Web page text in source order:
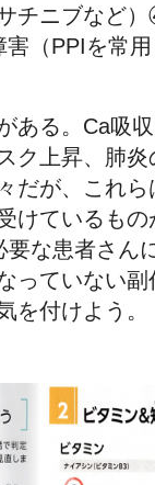
チニブなど
害（PPIを常
ある。Ca吸
ク上昇、肺
だが、これ
けているも
な患者さん
っていない
を付けよう。